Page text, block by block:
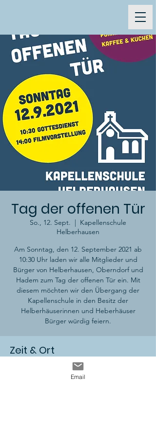
Tag der offenen Tür
So., 12. Sept.
  |
Kapellenschule
Helberhausen
Am Sonntag, den 12. September 2021 ab
10:30 Uhr laden wir alle Mitglieder und
Bürger von Helberhausen, Oberndorf und
Hadem zum Tag der offenen Tür ein. Mit
diesem möchten wir den Übergang der
Kapellenschule in den Besitz der
Helberhäuserinnen und Heberhäuser
Bürger würdig feiern.
Zeit & Ort
12. Sept. 2021, 10:30 – 18:00 MESZ
Kapellenschule Helberhausen,
Email